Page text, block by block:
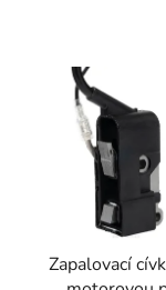
Zapalovací